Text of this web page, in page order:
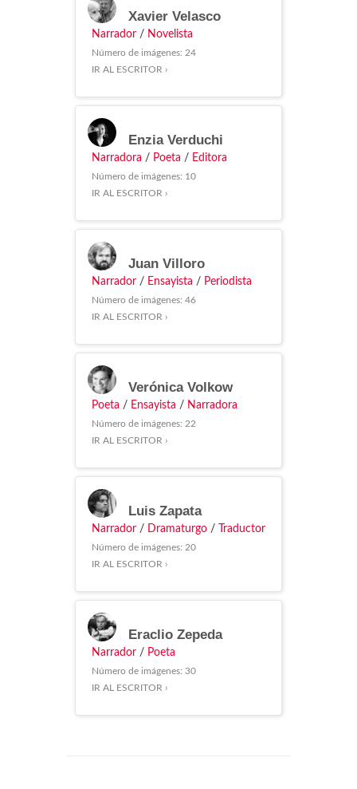
Xavier Velasco
Narrador / Novelista
Número de imágenes: 24
IR AL ESCRITOR ›
Enzia Verduchi
Narradora / Poeta / Editora
Número de imágenes: 10
IR AL ESCRITOR ›
Juan Villoro
Narrador / Ensayista / Periodista
Número de imágenes: 46
IR AL ESCRITOR ›
Verónica Volkow
Poeta / Ensayista / Narradora
Número de imágenes: 22
IR AL ESCRITOR ›
Luis Zapata
Narrador / Dramaturgo / Traductor
Número de imágenes: 20
IR AL ESCRITOR ›
Eraclio Zepeda
Narrador / Poeta
Número de imágenes: 30
IR AL ESCRITOR ›